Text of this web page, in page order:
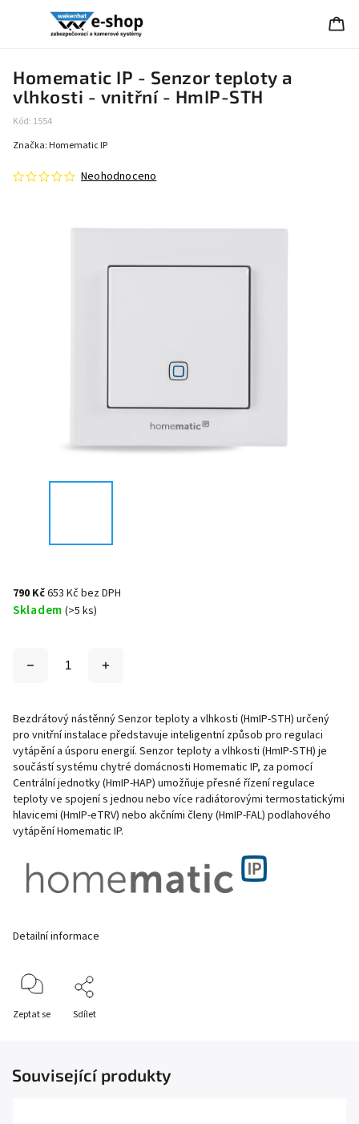
Homematic IP - Senzor teploty a
vlhkosti - vnitřní - HmIP-STH
Kód: 1554
Neohodnoceno
Značka: Homematic IP
790 Kč653 Kč bez DPH
Skladem (>5 ks)
Bezdrátový nástěnný Senzor teploty a vlhkosti (HmIP-STH) určený
pro vnitřní instalace představuje inteligentní způsob pro regulaci
vytápění a úsporu energií. Senzor teploty a vlhkosti (HmIP-STH) je
součástí systému chytré domácnosti Homematic IP, za pomocí
Centrální jednotky (HmIP-HAP) umožňuje přesné řízení regulace
teploty ve spojení s jednou nebo více radiátorovými termostatickými
hlavicemi (HmIP-eTRV) nebo akčními členy (HmIP-FAL) podlahového
vytápění Homematic IP.
Detailní informace
Zeptat se Sdílet
Související produkty